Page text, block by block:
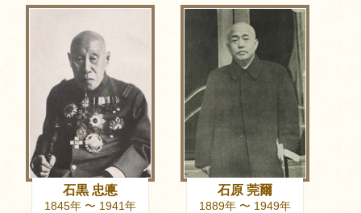
石黒 忠悳
1845年 〜 1941年
石原 莞爾
1889年 〜 1949年